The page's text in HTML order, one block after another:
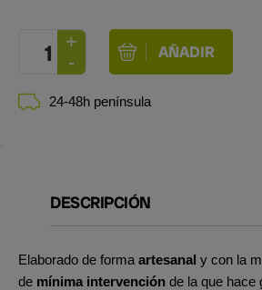
24-48h península
DESCRIPCIÓN
Elaborado de forma artesanal y con la
de mínima intervención de la que hace